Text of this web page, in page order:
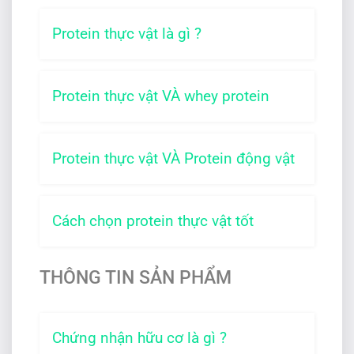
An Organics
Thương hiệu của Mỹ, sản xuất tại Mỹ.
và phù hợp cho cả các đối tượng trẻ nhỏ,
Protein thực vật là gì ?
Protein thực vật VÀ whey protein
Protein thực vật VÀ Protein động vật
Cách chọn protein thực vật tốt
THÔNG TIN SẢN PHẨM
Chứng nhận hữu cơ là gì ?